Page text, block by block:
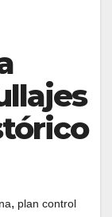
, plan control